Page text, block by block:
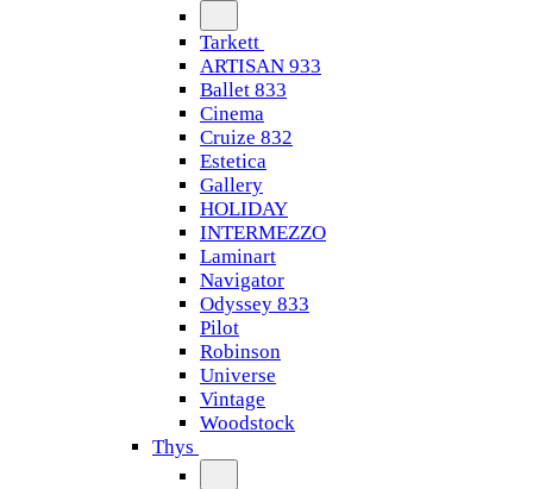
Tarkett
ARTISAN 933
Ballet 833
Cinema
Cruize 832
Estetica
Gallery
HOLIDAY
INTERMEZZO
Laminart
Navigator
Odyssey 833
Pilot
Robinson
Universe
Vintage
Woodstock
Thys